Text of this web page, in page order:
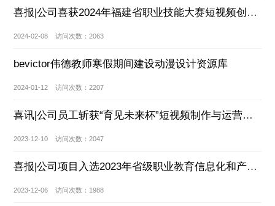
喜报|公司喜获2024年福建省职业技能大赛短视频创作与运营赛项三等奖
2024-02-08 访问次数：2063
bevictor伟德教师寒假期间建设动漫设计资源库
2024-01-12 访问次数：2207
喜讯|公司员工斩获“育见未来杯”短视频制作与运营友谊赛三等奖
2023-12-10 访问次数：2047
喜报|公司项目入选2023年省级职业教育信息化和产教融合重点项目
2023-12-06 访问次数：1988